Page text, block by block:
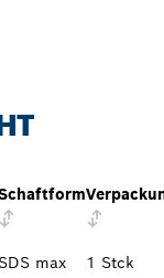
SDS max 1 Stck